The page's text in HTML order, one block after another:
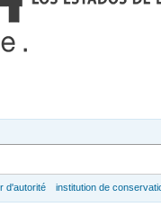
d'autorité institution de